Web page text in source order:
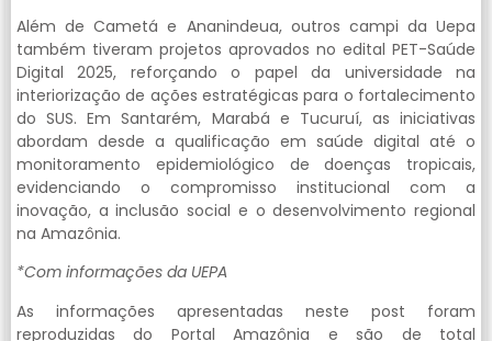
Além de Cametá e Ananindeua, outros campi da Uepa
também tiveram projetos aprovados no edital PET-Saúde
Digital 2025, reforçando o papel da universidade na
interiorização de ações estratégicas para o fortalecimento
do SUS. Em Santarém, Marabá e Tucuruí, as iniciativas
abordam desde a qualificação em saúde digital até o
monitoramento epidemiológico de doenças tropicais,
evidenciando o compromisso institucional com a
inovação, a inclusão social e o desenvolvimento regional
na Amazônia.
*Com informações da UEPA
As informações apresentadas neste post foram
reproduzidas do Portal Amazônia e são de total